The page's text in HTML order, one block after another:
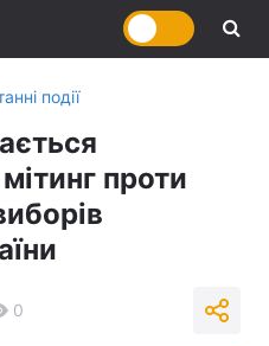
події
проти
0